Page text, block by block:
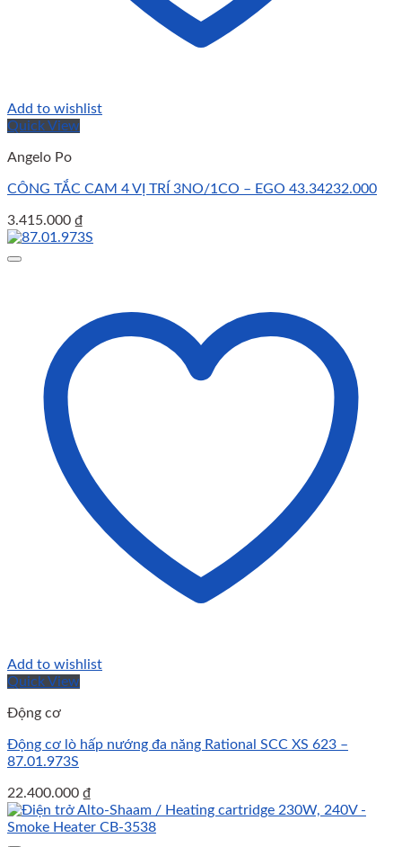
Add to wishlist
Quick View
Angelo Po
CÔNG TẮC CAM 4 VỊ TRÍ 3NO/1CO – EGO 43.34232.000
3.415.000 ₫
Add to wishlist
Quick View
Động cơ
Động cơ lò hấp nướng đa năng Rational SCC XS 623 –
87.01.973S
22.400.000 ₫